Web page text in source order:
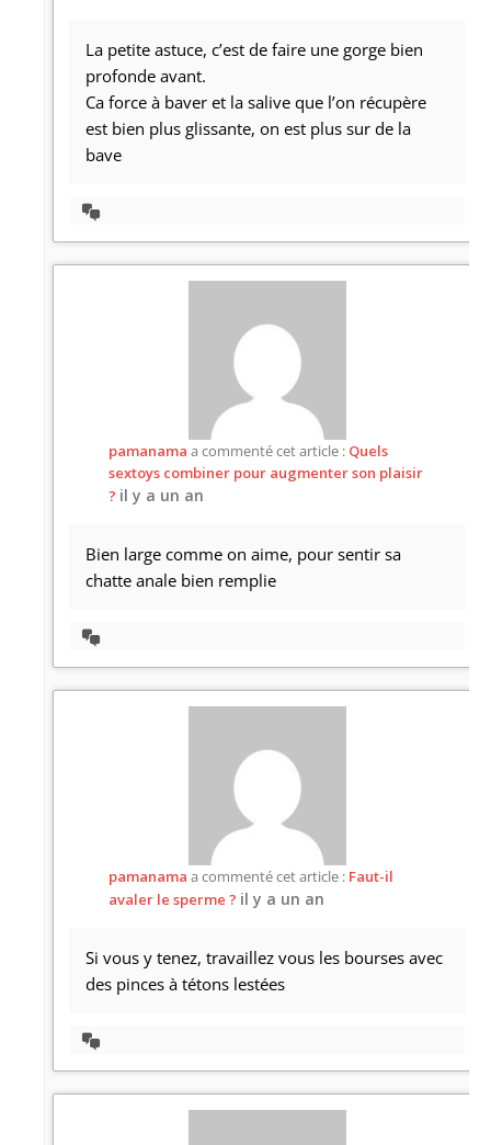
La petite astuce, c’est de faire une gorge bien
profonde avant.
Ca force à baver et la salive que l’on récupère
est bien plus glissante, on est plus sur de la
bave
pamanama a commenté cet article : Quels
sextoys combiner pour augmenter son plaisir
? il y a un an
Bien large comme on aime, pour sentir sa
chatte anale bien remplie
pamanama a commenté cet article : Faut-il
avaler le sperme ? il y a un an
Si vous y tenez, travaillez vous les bourses avec
des pinces à tétons lestées